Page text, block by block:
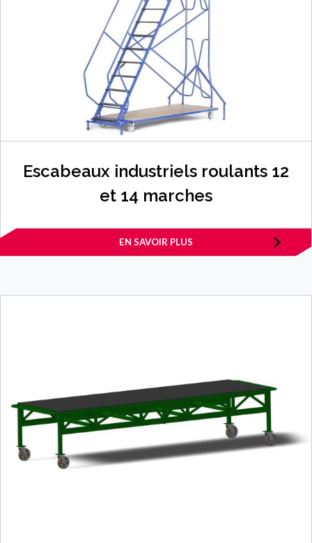
Escabeaux industriels roulants 12
et 14 marches
EN SAVOIR PLUS